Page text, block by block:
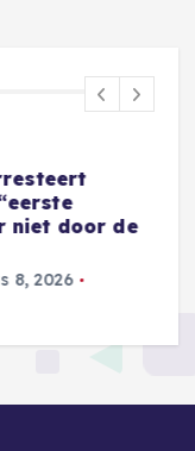
II:
nieuwe
8, 2026